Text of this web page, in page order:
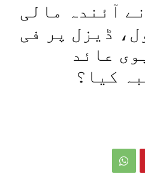
آئندہ مالی
ڈیزل پر فی
عائد
کیا؟